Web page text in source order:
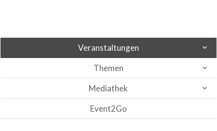
Veranstaltungen
Themen
Mediathek
Event2Go